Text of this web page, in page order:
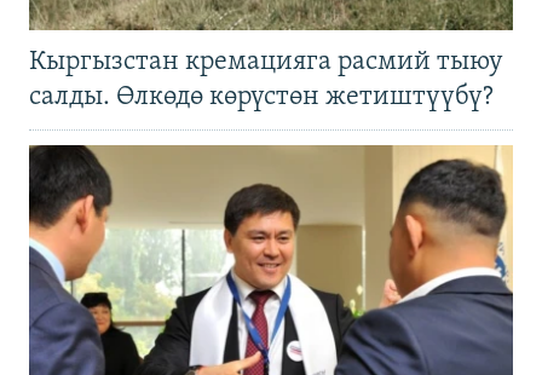
Кыргызстан кремацияга расмий тыюу
салды. Өлкөдө көрүстөн жетиштүүбү?